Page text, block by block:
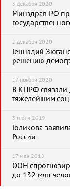
3 декабря 2020
Минздрав РФ
2 декабря 2020
Геннадий
решению
17 ноября 2020
В КПРФ связали
тяжелейшим
3 июля 2019
Голикова
России
17 мая 2018
ООН
до 132 млн